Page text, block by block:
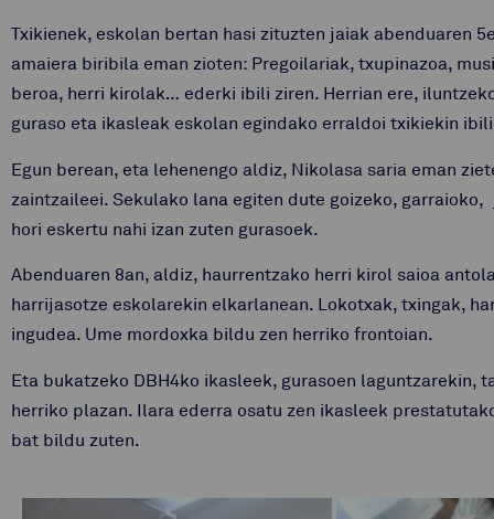
Txikienek, eskolan bertan hasi zituzten jaiak abenduaren
amaiera biribila eman zioten: Pregoilariak, txupinazoa,
beroa, herri kirolak… ederki ibili ziren. Herrian ere,
guraso eta ikasleak eskolan egindako erraldoi txikiekin
Egun berean, eta lehenengo aldiz, Nikolasa saria eman
zaintzaileei. Sekulako lana egiten dute goizeko,
hori eskertu nahi izan zuten gurasoek.
Abenduaren 8an, aldiz, haurrentzako herri kirol saioa
harrijasotze eskolarekin elkarlanean. Lokotxak, txingak,
ingudea. Ume mordoxka bildu zen herriko frontoian.
Eta bukatzeko DBH4ko ikasleek, gurasoen
herriko plazan. Ilara ederra osatu zen ikasleek
bat bildu zuten.